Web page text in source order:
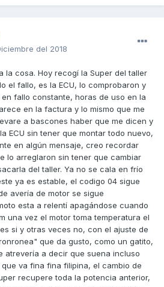
del 2018
la cosa. Hoy recogí la Super del taller
el fallo, es la ECU, lo comprobaron y
en fallo constante, horas de uso en la
en la factura y lo mismo que me
a bascones haber que me dicen y
ECU sin tener que montar todo nuevo,
en algún mensaje, creo recordar
lo arreglaron sin tener que cambiar
del taller. Ya no se cala en frío
ya es estable, el codigo 04 sigue
avería de motor se sigue
esta a relentí apagándose cuando
una vez el motor toma temperatura el
si y otras veces no, con el ajuste de
que da gusto, como un gatito,
atrevería a decir que suena incluso
va fina fina filipina, el cambio de
recupere toda la potencia anterior,